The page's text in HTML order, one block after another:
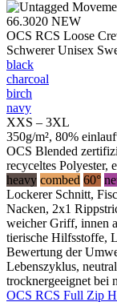
66.3020 NEW
OCS RCS Loose
Schwerer Unisex
black
charcoal
birch
navy
XXS – 3XL
350g/m², 80%
OCS Blended
recyceltes Polyester,
heavy combed 60°
Lockerer Schnitt,
Nacken, 2x1
weicher Griff, innen
tierische Hilfsstoffe,
Bewertung der
Lebenszyklus,
trocknergeeignet bei
OCS RCS Full Zip